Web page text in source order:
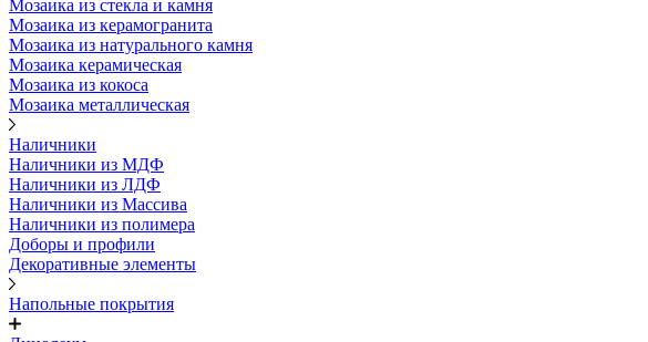
Мозаика из стекла и камня
Мозаика из керамогранита
Мозаика из натурального камня
Мозаика керамическая
Мозаика из кокоса
Мозаика металлическая
Наличники
Наличники из МДФ
Наличники из ЛДФ
Наличники из Массива
Наличники из полимера
Доборы и профили
Декоративные элементы
Напольные покрытия